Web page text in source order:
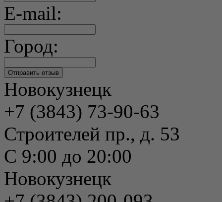
E-mail:
Город:
Новокузнецк
+7 (3843) 73-90-63
Строителей пр., д. 53
С 9:00 до 20:00
Новокузнецк